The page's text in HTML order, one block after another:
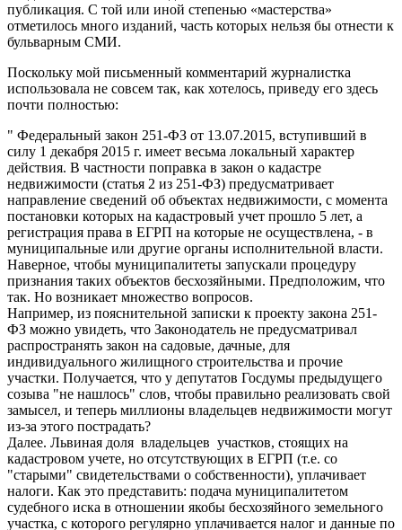
публикация. С той или иной степенью «мастерства»
отметилось много изданий, часть которых нельзя бы отнести к
бульварным СМИ.
Поскольку мой письменный комментарий журналистка
использовала не совсем так, как хотелось, приведу его здесь
почти полностью:
" Федеральный закон 251-ФЗ от 13.07.2015, вступивший в
силу 1 декабря 2015 г. имеет весьма локальный характер
действия. В частности поправка в закон о кадастре
недвижимости (статья 2 из 251-ФЗ) предусматривает
направление сведений об объектах недвижимости, с момента
постановки которых на кадастровый учет прошло 5 лет, а
регистрация права в ЕГРП на которые не осуществлена, - в
муниципальные или другие органы исполнительной власти.
Наверное, чтобы муниципалитеты запускали процедуру
признания таких объектов бесхозяйными. Предположим, что
так. Но возникает множество вопросов.
Например, из пояснительной записки к проекту закона 251-
ФЗ можно увидеть, что Законодатель не предусматривал
распространять закон на садовые, дачные, для
индивидуального жилищного строительства и прочие
участки. Получается, что у депутатов Госдумы предыдущего
созыва "не нашлось" слов, чтобы правильно реализовать свой
замысел, и теперь миллионы владельцев недвижимости могут
из-за этого пострадать?
Далее. Львиная доля владельцев участков, стоящих на
кадастровом учете, но отсутствующих в ЕГРП (т.е. со
"старыми" свидетельствами о собственности), уплачивает
налоги. Как это представить: подача муниципалитетом
судебного иска в отношении якобы бесхозяйного земельного
участка, с которого регулярно уплачивается налог и данные по